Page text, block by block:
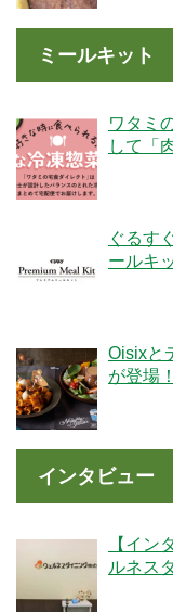
ミールキット
ワタミ
して「
ぐるす
ールキ
Oisixと
が登場
インタビュー
【イン
ルネス